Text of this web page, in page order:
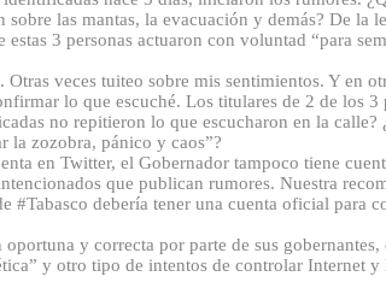
las mantas, la evacuación y demás? De la
3 personas actuaron con voluntad “para
veces tuiteo sobre mis sentimientos. Y en
lo que escuché. Los titulares de 2 de los 3
no repitieron lo que escucharon en la calle?
la zozobra, pánico y caos”?
en Twitter, el Gobernador tampoco tiene
que publican rumores. Nuestra
#Tabasco debería tener una cuenta oficial para
y correcta por parte de sus gobernantes,
y otro tipo de intentos de controlar Internet y